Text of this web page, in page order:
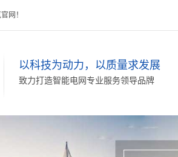
网！
以科技为动力，以质量求发展
致力打造智能电网专业服务领导品牌